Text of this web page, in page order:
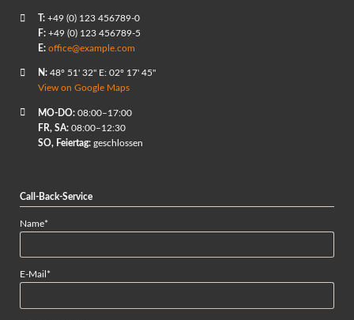
T:+49 (0) 123 456789-0
F:+49 (0) 123 456789-5
E: office@example.com
N:48º 51' 32" E: 02º 17' 45"
View on Google Maps
MO-DO:08:00–17:00
FR, SA:08:00–12:30
SO, Feiertag:geschlossen
Call-Back-Service
Pflichtfeld
Name*
Pflichtfeld
E-Mail *